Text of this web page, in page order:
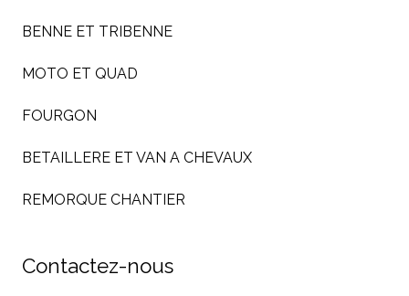
BENNE ET TRIBENNE
MOTO ET QUAD
FOURGON
BETAILLERE ET VAN A CHEVAUX
REMORQUE CHANTIER
Contactez-nous